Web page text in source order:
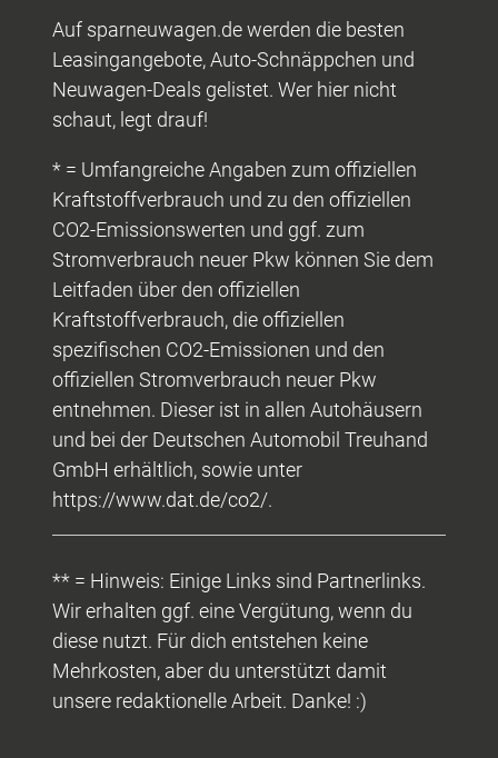
Auf sparneuwagen.de werden die besten
Leasingangebote, Auto-Schnäppchen und
Neuwagen-Deals gelistet. Wer hier nicht
schaut, legt drauf!
* = Umfangreiche Angaben zum offiziellen
Kraftstoffverbrauch und zu den offiziellen
CO2-Emissionswerten und ggf. zum
Stromverbrauch neuer Pkw können Sie dem
Leitfaden über den offiziellen
Kraftstoffverbrauch, die offiziellen
spezifischen CO2-Emissionen und den
offiziellen Stromverbrauch neuer Pkw
entnehmen. Dieser ist in allen Autohäusern
und bei der Deutschen Automobil Treuhand
GmbH erhältlich, sowie unter
https://www.dat.de/co2/.
** = Hinweis: Einige Links sind Partnerlinks.
Wir erhalten ggf. eine Vergütung, wenn du
diese nutzt. Für dich entstehen keine
Mehrkosten, aber du unterstützt damit
unsere redaktionelle Arbeit. Danke! :)